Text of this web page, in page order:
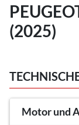
(2025)
Motor und